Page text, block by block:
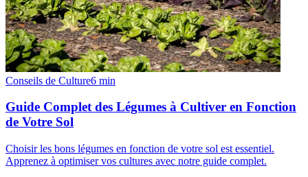
Conseils de Culture6 min
Guide Complet des Légumes à Cultiver en Fonction
de Votre Sol
Choisir les bons légumes en fonction de votre sol est essentiel.
Apprenez à optimiser vos cultures avec notre guide complet.